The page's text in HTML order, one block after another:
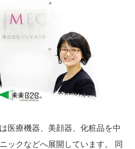
医療機器、美顔器、化粧品を中
ックなどへ展開しています。 同